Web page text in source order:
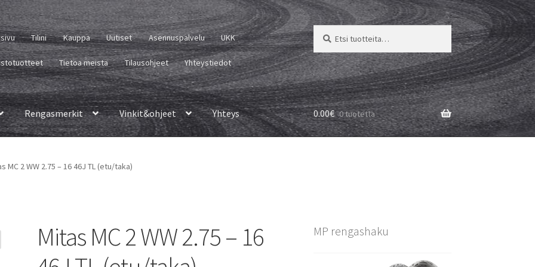
Tilini Kauppa Uutiset Asennuspalvelu UKK
Tietoa meistä Tilausohjeet Yhteystiedot
Etsi:
Haku
Rengasmerkit Vinkit&ohjeet Yhteys 0.00€ 0 tuotetta
MC 2 WW 2.75 – 16 46J TL (etu/taka)
Mitas MC 2 WW 2.75 – 16
MP rengashaku